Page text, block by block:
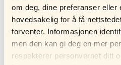
om deg, dine preferanser eller
hovedsakelig for å få
forventer. Informasjonen
men den kan gi deg en mer
respekterer personvernet ditt
deres sexleketøy?
Er RFSU og RFSL det samme?
Hvordan rengjør man